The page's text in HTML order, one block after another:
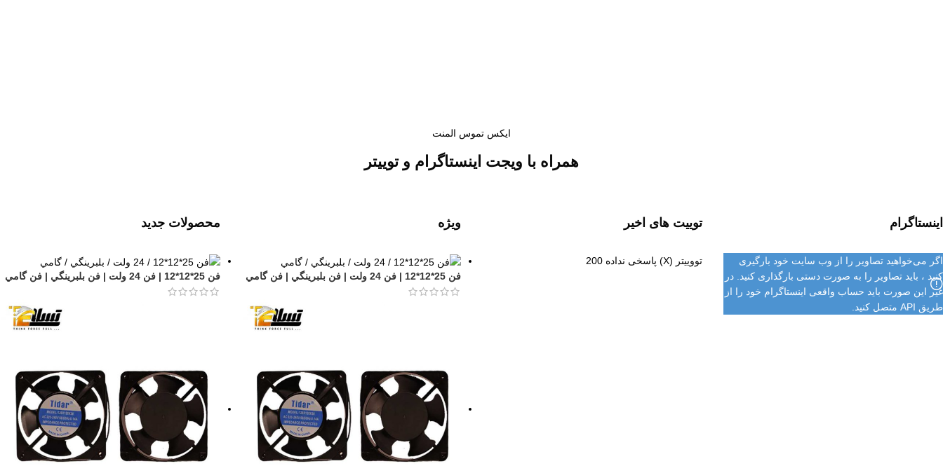
ایکس تموس المنت
همراه با ویجت اینستاگرام و توییتر
محصولات جدید
فن 25*12*12 | فن 24 ولت | فن بلبرينگي | فن گامي
ویژه
فن 25*12*12 | فن 24 ولت | فن بلبرينگي | فن گامي
توییت های اخیر
تووییتر (X) پاسخی نداده 200
اینستاگرام
اگر می‌خواهید تصاویر را از وب سایت خود بارگیری
کنید ، باید تصاویر را به صورت دستی بارگذاری کنید. در
غیر این صورت باید حساب واقعی اینستاگرام خود را از
طریق API متصل کنید.